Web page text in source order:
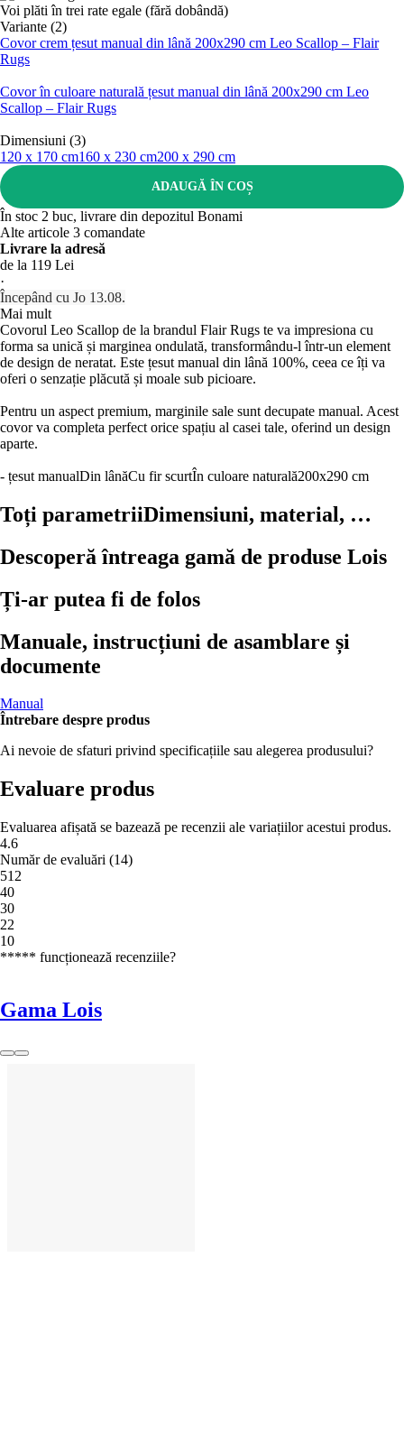
Voi plăti în trei rate egale (fără dobândă)
Variante (2)
Covor crem țesut manual din lână 200x290 cm Leo Scallop – Flair
Rugs
Covor în culoare naturală țesut manual din lână 200x290 cm Leo
Scallop – Flair Rugs
Dimensiuni (3)
120 x 170 cm160 x 230 cm200 x 290 cm
ADAUGĂ ÎN COȘ
În stoc 2 buc, livrare din depozitul Bonami
Alte articole 3 comandate
Livrare la adresă
de la 119 Lei
·
Începând cu Jo 13.08.
Mai mult
Covorul Leo Scallop de la brandul Flair Rugs te va impresiona cu
forma sa unică și marginea ondulată, transformându-l într-un element
de design de neratat. Este țesut manual din lână 100%, ceea ce îți va
oferi o senzație plăcută și moale sub picioare.
Pentru un aspect premium, marginile sale sunt decupate manual. Acest
covor va completa perfect orice spațiu al casei tale, oferind un design
aparte.
- țesut manualDin lânăCu fir scurtÎn culoare naturală200x290 cm
Toți parametriiDimensiuni, material, …
Descoperă întreaga gamă de produse Lois
Ți-ar putea fi de folos
Manuale, instrucțiuni de asamblare și
documente
Manual
Întrebare despre produs
Ai nevoie de sfaturi privind specificațiile sau alegerea produsului?
Evaluare produs
Evaluarea afișată se bazează pe recenzii ale variațiilor acestui produs.
4.6
Număr de evaluări (14)
512
40
30
22
10
***** funcționează recenziile?
Gama Lois